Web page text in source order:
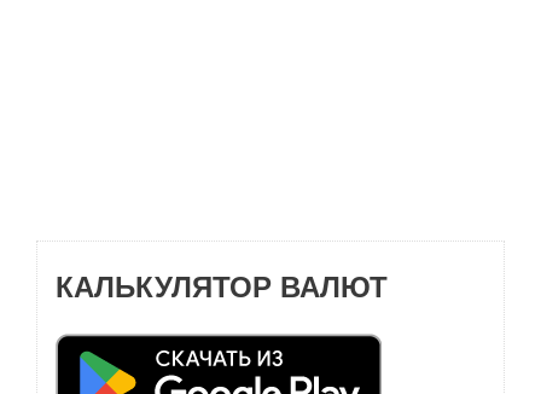
КАЛЬКУЛЯТОР ВАЛЮТ